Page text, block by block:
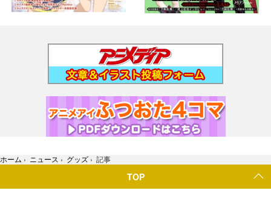
ホーム › ニュース › グッズ › 記事
TOP